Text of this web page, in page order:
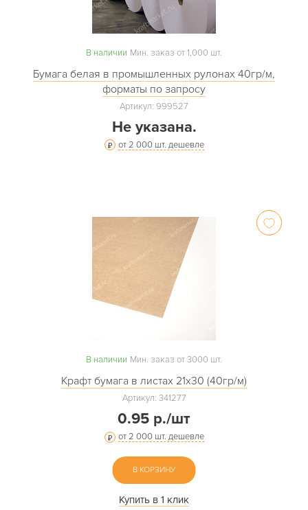
В наличии Мин. заказ от 1,000 шт.
Бумага белая в промышленных рулонах 40гр/м,
форматы по запросу
Артикул: 999527
Не указана.
от 2 000 шт. дешевле
В наличии Мин. заказ от 3000 шт.
Крафт бумага в листах 21х30 (40гр/м)
Артикул: 341277
0.95 р./шт
от 2 000 шт. дешевле
В КОРЗИНУ
Купить в 1 клик